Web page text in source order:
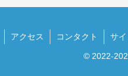
アクセス コンタクト サ
© 2022-